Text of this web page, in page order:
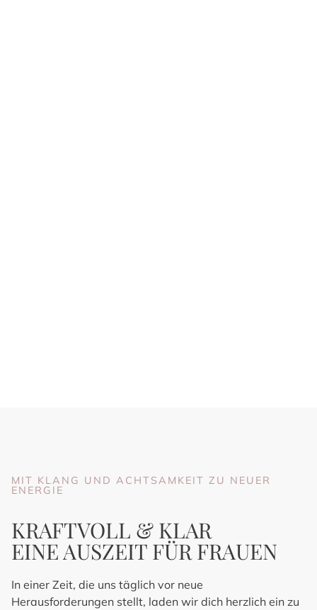
MIT KLANG UND ACHTSAMKEIT ZU NEUER
ENERGIE
KRAFTVOLL & KLAR
EINE AUSZEIT FÜR FRAUEN
In einer Zeit, die uns täglich vor neue
Herausforderungen stellt, laden wir dich herzlich ein zu